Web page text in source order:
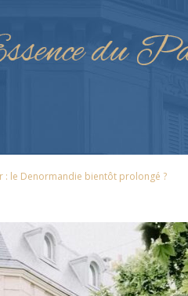
: le Denormandie bientôt prolongé ?